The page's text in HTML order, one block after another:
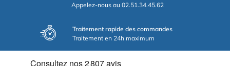
Appelez-nous au 02.51.34.45.62
Traitement rapide des commandes
Traitement en 24h maximum